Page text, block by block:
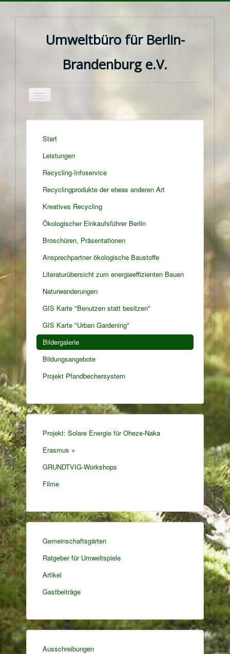
Umweltbüro für Berlin-
Brandenburg e.V.
Navigation
Start
Leistungen
Recycling-Infoservice
Recyclingprodukte der etwas anderen Art
Kreatives Recycling
Ökologischer Einkaufsführer Berlin
Broschüren, Präsentationen
Ansprechpartner ökologische Baustoffe
Literaturübersicht zum energieeffizienten Bauen
Naturwanderungen
GIS Karte "Benutzen statt besitzen"
GIS Karte "Urban Gardening"
Bildergalerie
Bildungsangebote
Projekt Pfandbechersystem
Projekt: Solare Energie für Oheze-Naka
Erasmus +
GRUNDTVIG-Workshops
Filme
Gemeinschaftsgärten
Ratgeber für Umweltspiele
Artikel
Gastbeiträge
Ausschreibungen